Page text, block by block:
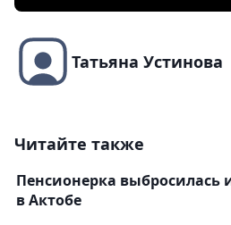
Татьяна Устинова
Читайте также
Пенсионерка выбросилась
в Актобе